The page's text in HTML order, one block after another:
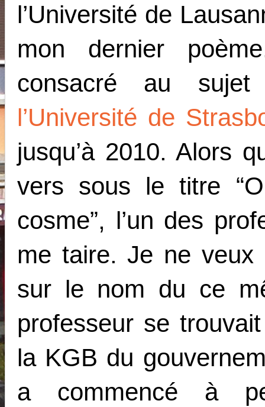
l’Université de
mon dernier
consacré au
l’Université de
jusqu’à 2010. Alors
vers sous le titre
cosme”, l’un des
me taire. Je ne veux
sur le nom du ce
professeur se
la KGB du
a commencé à